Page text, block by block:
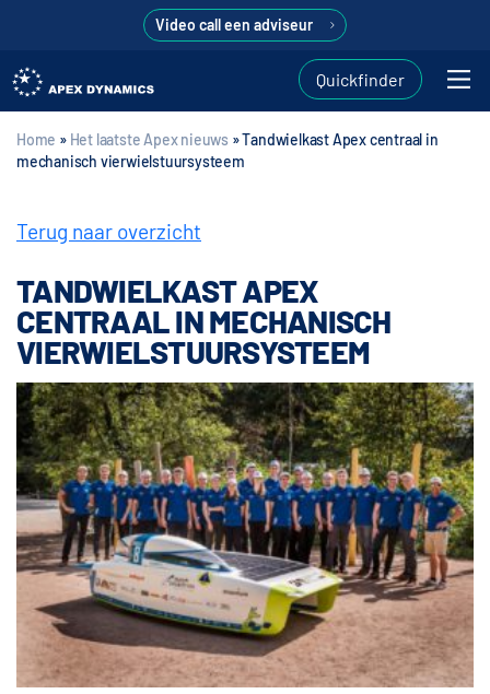
Video call een adviseur
Quickfinder
Home » Het laatste Apex nieuws »Tandwielkast Apex centraal in
mechanisch vierwielstuursysteem
Terug naar overzicht
TANDWIELKAST APEX
CENTRAAL IN MECHANISCH
VIERWIELSTUURSYSTEEM